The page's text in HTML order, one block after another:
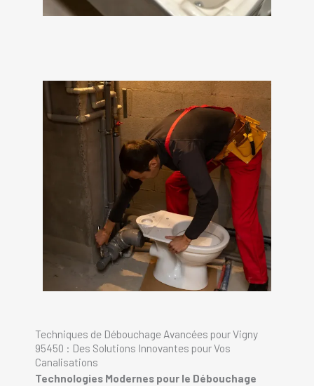
Techniques de Débouchage Avancées pour Vigny
95450 : Des Solutions Innovantes pour Vos
Canalisations
Technologies Modernes pour le Débouchage